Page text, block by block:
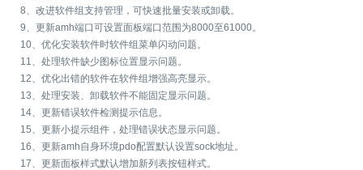
8、改进软件组支持管理，可快速批量安装或卸载。
9、更新amh端口可设置面板端口范围为8000至61000。
10、优化安装软件时软件组菜单闪动问题。
11、处理软件缺少图标位置显示问题。
12、优化出错的软件在软件组增强高亮显示。
13、处理安装、卸载软件不能固定显示问题。
14、更新错误软件检测提示信息。
15、更新小提示组件，处理错误状态显示问题。
16、更新amh自身环境pdo配置默认设置sock地址。
17、更新面板样式默认增加新列表按钮样式。